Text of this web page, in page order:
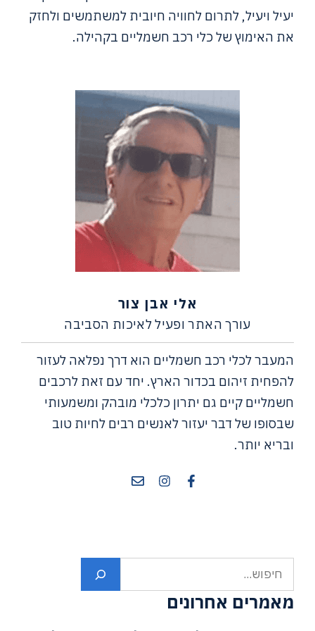
יעיל ויעיל, לתרום לחוויה חיובית למשתמשים ולחזק
את האימוץ של כלי רכב חשמליים בקהילה.
אלי אבן צור
עורך האתר ופעיל לאיכות הסביבה
המעבר לכלי רכב חשמליים הוא דרך נפלאה לעזור
להפחית זיהום בכדור הארץ. יחד עם זאת לרכבים
חשמליים קיים גם יתרון כלכלי מובהק ומשמעותי
שבסופו של דבר יעזור לאנשים רבים לחיות טוב
ובריא יותר.
חיפוש
מאמרים אחרונים